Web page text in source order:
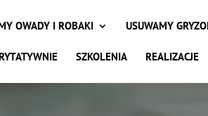
OWADY I ROBAKI USUWAMY
SZKOLENIA REALIZACJE